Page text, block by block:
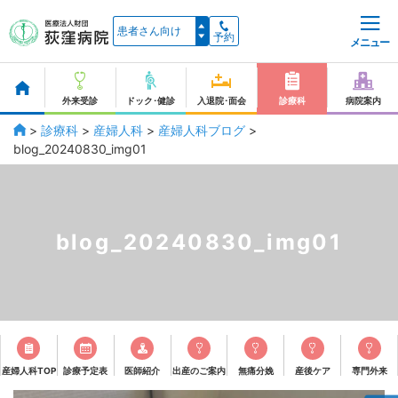
予約 メニュー
外来受診 ドック･健診 入退院･面会 診療科 病院案内
> 診療科 > 産婦人科 > 産婦人科ブログ >
blog_20240830_img01
blog_20240830_img01
産婦人科TOP 診療予定表 医師紹介 出産のご案内 無痛分娩 産後ケア 専門外来